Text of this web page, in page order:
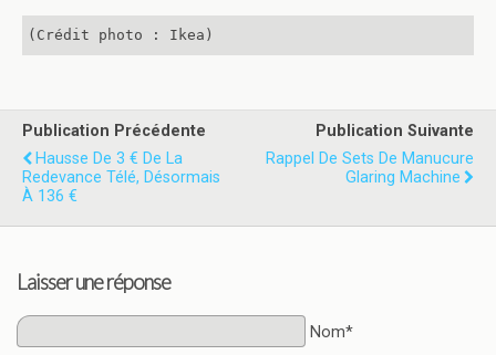
(Crédit photo : Ikea)
Publication Précédente
Hausse De 3 € De La
Redevance Télé, Désormais
À 136 €
Publication Suivante
Rappel De Sets De Manucure
Glaring Machine
Laisser une réponse
Nom*